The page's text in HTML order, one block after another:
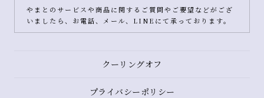
やまとのサービスや商品に関するご質問やご要望などがござ
いましたら、お電話、メール、LINEにて承っております。
クーリングオフ
プライバシーポリシー